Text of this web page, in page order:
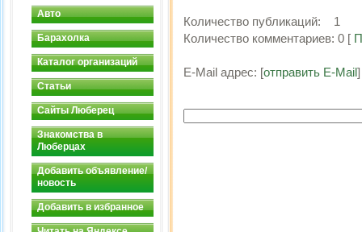
Авто
Барахолка
Каталог организаций
Статьи
Сайты Люберец
Знакомства в
Люберцах
Добавить объявление/
новость
Добавить в избранное
Количество публикаций: 1
Количество комментариев: 0 [
E-Mail адрес: [отправить E-Mail]